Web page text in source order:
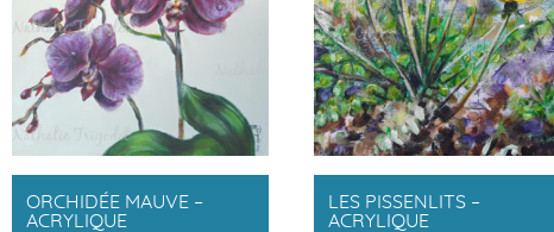
ORCHIDÉE MAUVE –
ACRYLIQUE
LES PISSENLITS –
ACRYLIQUE